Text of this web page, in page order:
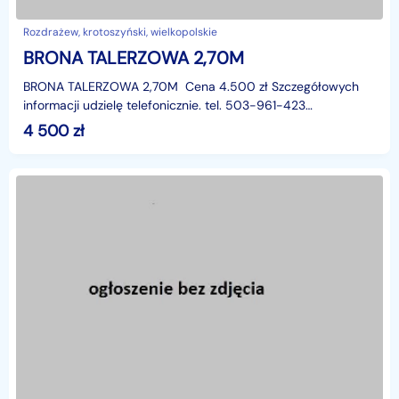
Rozdrażew, krotoszyński, wielkopolskie
BRONA TALERZOWA 2,70M
BRONA TALERZOWA 2,70M Cena 4.500 zł Szczegółowych
informacji udzielę telefonicznie. tel. 503-961-423
Wielkopolska
4 500zł